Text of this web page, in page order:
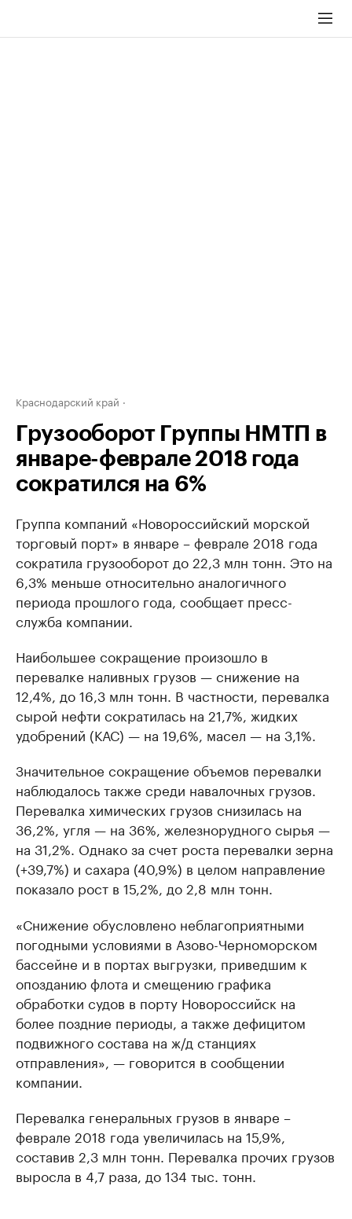
Краснодарский край
Грузооборот Группы НМТП в
январе-феврале 2018 года
сократился на 6%
Группа компаний «Новороссийский морской
торговый порт» в январе – феврале 2018 года
сократила грузооборот до 22,3 млн тонн. Это на
6,3% меньше относительно аналогичного
периода прошлого года, сообщает пресс-
служба компании.
Наибольшее сокращение произошло в
перевалке наливных грузов — снижение на
12,4%, до 16,3 млн тонн. В частности, перевалка
сырой нефти сократилась на 21,7%, жидких
удобрений (КАС) — на 19,6%, масел — на 3,1%.
Значительное сокращение объемов перевалки
наблюдалось также среди навалочных грузов.
Перевалка химических грузов снизилась на
36,2%, угля — на 36%, железнорудного сырья —
на 31,2%. Однако за счет роста перевалки зерна
(+39,7%) и сахара (40,9%) в целом направление
показало рост в 15,2%, до 2,8 млн тонн.
«Снижение обусловлено неблагоприятными
погодными условиями в Азово-Черноморском
бассейне и в портах выгрузки, приведшим к
опозданию флота и смещению графика
обработки судов в порту Новороссийск на
более поздние периоды, а также дефицитом
подвижного состава на ж/д станциях
отправления», — говорится в сообщении
компании.
Перевалка генеральных грузов в январе –
феврале 2018 года увеличилась на 15,9%,
составив 2,3 млн тонн. Перевалка прочих грузов
выросла в 4,7 раза, до 134 тыс. тонн.